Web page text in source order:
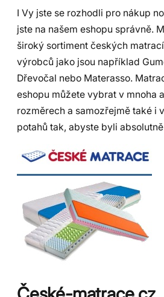
I Vy jste se rozhodli pro nákup
jste na našem eshopu správně.
široký sortiment českých
výrobců jako jsou například
Dřevočal nebo Materasso.
eshopu můžete vybrat v mnoha
rozměrech a samozřejmě také i
potahů tak, abyste byli